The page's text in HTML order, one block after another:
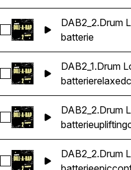
Sélectionnez DAB2_2.Drum
DAB2_2.Drum
batterie
Sélectionnez DAB2_1.Drum
DAB2_1.Drum
batterierelaxed
Sélectionnez DAB2_2.Drum
DAB2_2.Drum
batterieuplifting
Sélectionnez DAB2_2.Drum
DAB2_2.Drum